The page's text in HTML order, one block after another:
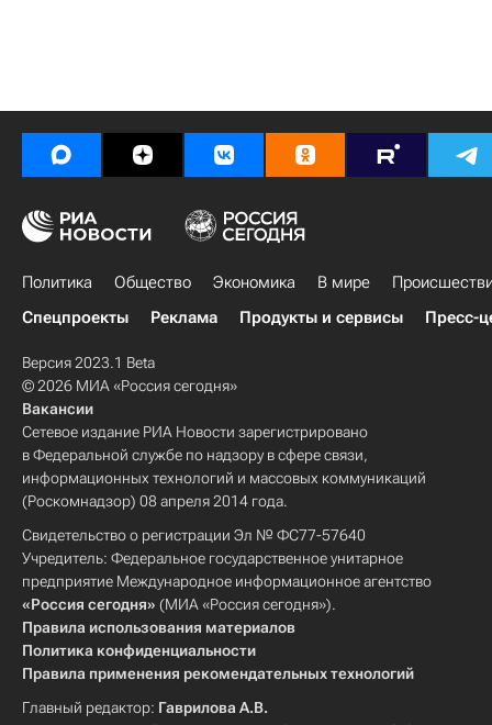
Политика Общество Экономика В мире
Спецпроекты
Реклама Продукты и сервисы Пресс-
Версия 2023.1 Beta
© 2026 МИА «Россия сегодня»
Вакансии
Сетевое издание РИА Новости зарегистрировано
в Федеральной службе по надзору в сфере связи,
информационных технологий и массовых коммуникаций
(Роскомнадзор) 08 апреля 2014 года.
Свидетельство о регистрации Эл № ФС77-57640
Учредитель: Федеральное государственное унитарное
предприятие Международное информационное агентство
«Россия сегодня» (МИА «Россия сегодня»).
Правила использования материалов
Политика конфиденциальности
Правила применения рекомендательных технологий
Главный редактор: Гаврилова А.В.